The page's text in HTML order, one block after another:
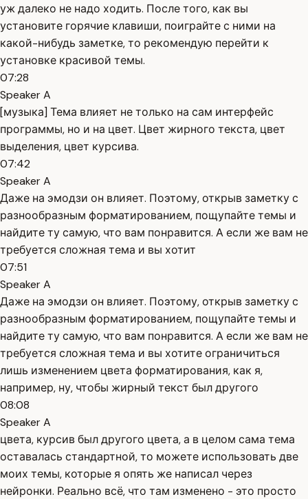
уж далеко не надо ходить. После того, как вы
установите горячие клавиши, поиграйте с ними на
какой-нибудь заметке, то рекомендую перейти к
установке красивой темы.
07:28
Speaker A
[музыка] Тема влияет не только на сам интерфейс
программы, но и на цвет. Цвет жирного текста, цвет
выделения, цвет курсива.
07:42
Speaker A
Даже на эмодзи он влияет. Поэтому, открыв заметку с
разнообразным форматированием, пощупайте темы и
найдите ту самую, что вам понравится. А если же вам не
требуется сложная тема и вы хотит
07:51
Speaker A
Даже на эмодзи он влияет. Поэтому, открыв заметку с
разнообразным форматированием, пощупайте темы и
найдите ту самую, что вам понравится. А если же вам не
требуется сложная тема и вы хотите ограничиться
лишь изменением цвета форматирования, как я,
например, ну, чтобы жирный текст был другого
08:08
Speaker A
цвета, курсив был другого цвета, а в целом сама тема
оставалась стандартной, то можете использовать две
моих темы, которые я опять же написал через
нейронки. Реально всё, что там изменено - это просто